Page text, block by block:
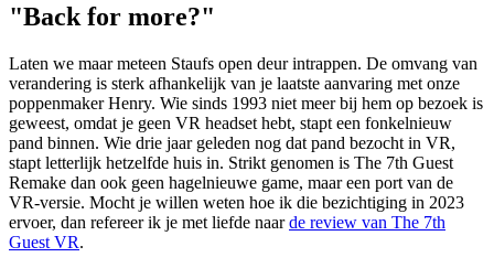
"Back for more?"
Laten we maar meteen Staufs open deur intrappen. De omvang van
verandering is sterk afhankelijk van je laatste aanvaring met onze
poppenmaker Henry. Wie sinds 1993 niet meer bij hem op bezoek is
geweest, omdat je geen VR headset hebt, stapt een fonkelnieuw
pand binnen. Wie drie jaar geleden nog dat pand bezocht in VR,
stapt letterlijk hetzelfde huis in. Strikt genomen is The 7th Guest
Remake dan ook geen hagelnieuwe game, maar een port van de
VR-versie. Mocht je willen weten hoe ik die bezichtiging in 2023
ervoer, dan refereer ik je met liefde naarde review van The 7th
Guest VR.